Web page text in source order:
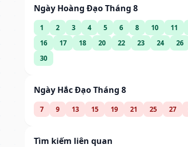
Ngày Hoàng Đạo Tháng 8
1 2 3 4 5 6 8 10 11
16
17 18 20 22 23 24 26
30
Ngày Hắc Đạo Tháng 8
7 9 13 15 19 21 25 27
Tìm kiếm liên quan